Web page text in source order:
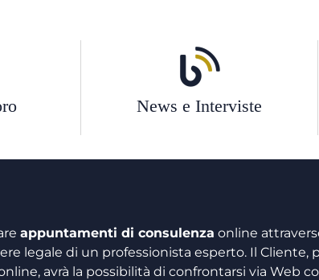
News e Interviste
appuntamenti di consulenza online
legale di un professionista esperto. Il
avrà la possibilità di confrontarsi via Web